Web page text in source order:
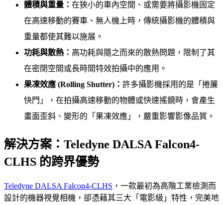
體積與重量： 在狹小的車內空間、或需要將攝影機固定
在高速移動的賽車、無人機上時，傳統攝影機的體積與
重量都使其難以施展。
功耗與散熱： 高功耗與隨之而來的散熱問題，限制了其
在密閉空間或長時間特效拍攝中的應用。
果凍效應 (Rolling Shutter)： 許多攝影機採用的是「捲簾
快門」，在拍攝高速移動的物體或快速搖鏡時，會產生
畫面歪斜、變形的「果凍效應」，嚴重影響影像品質。
解決方案：Teledyne DALSA Falcon4-
CLHS 的跨界優勢
Teledyne DALSA Falcon4-CLHS ，一款最初為高階工業檢測而
設計的機器視覺相機，卻憑藉其三大「電影級」特性，完美地